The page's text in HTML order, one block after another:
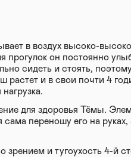
в воздух высоко-
прогулок он постоянно
сидеть и стоять,
и в свои почти 4
для здоровья Тёмы.
переношу его на руках,
и тугоухость 4-й